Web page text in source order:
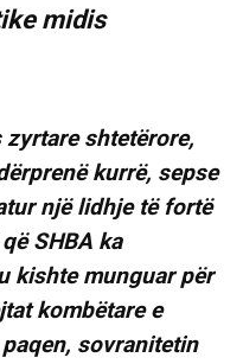
midis
shtetërore,
kurrë, sepse
një lidhje të fortë
SHBA ka
kishte munguar për
kombëtare e
sovranitetin